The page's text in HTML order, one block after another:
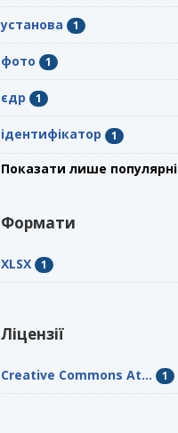
установа 1
фото 1
єдр 1
ідентифікатор 1
Показати лише популярні
Формати
XLSX 1
Ліцензії
Creative Commons At... 1